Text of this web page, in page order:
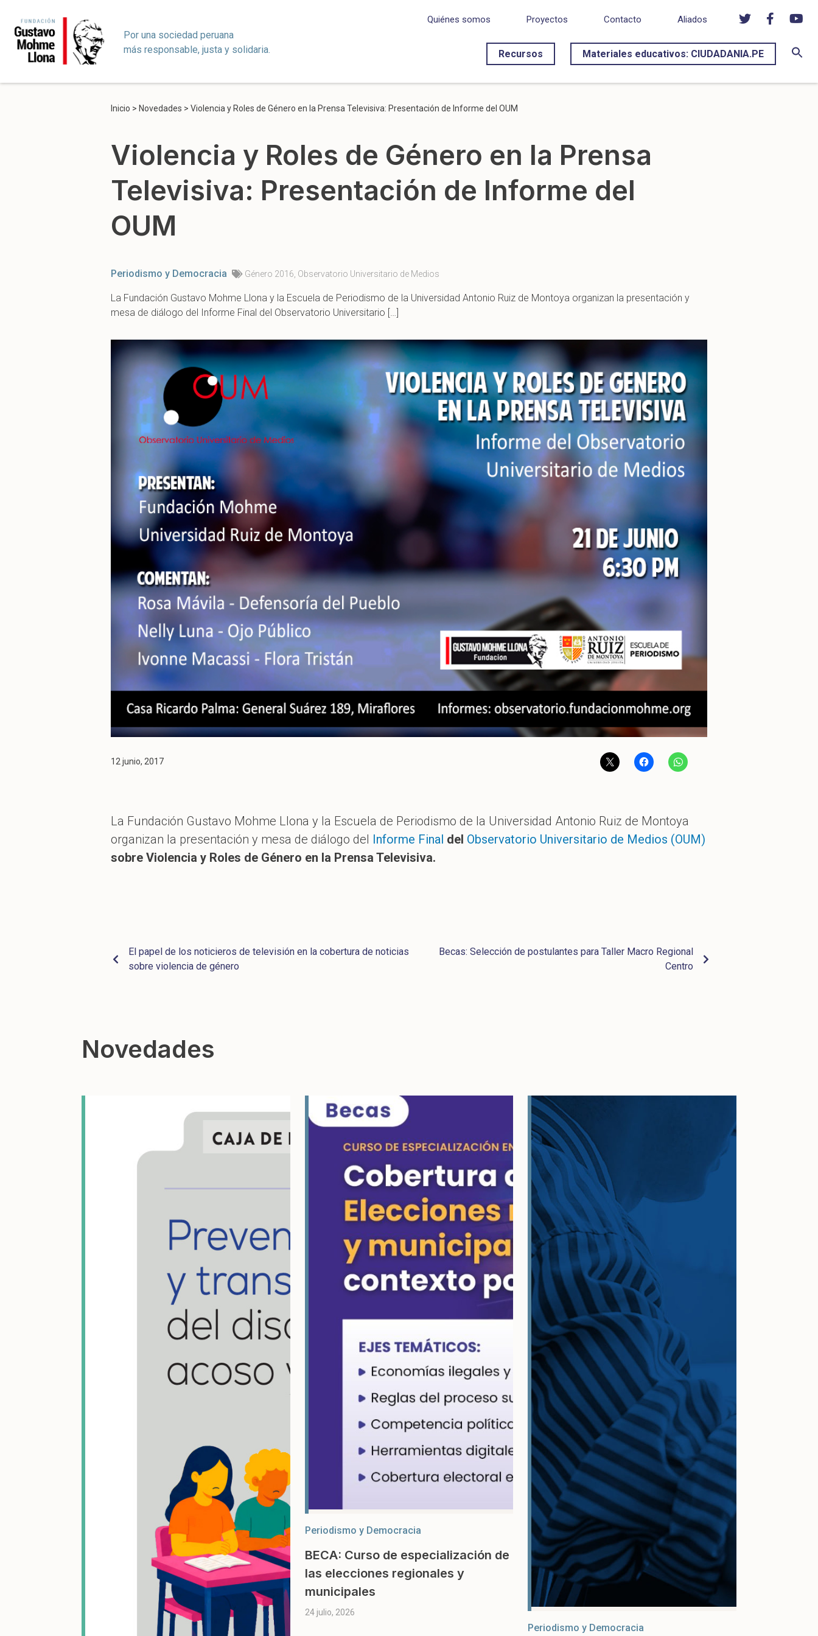
Por una sociedad peruana
más responsable, justa y solidaria.
Quiénes somos Proyectos Contacto Aliados
Recursos Materiales educativos: CIUDADANIA.PE
Inicio > Novedades > Violencia y Roles de Género en la Prensa Televisiva: Presentación de Informe del OUM
Violencia y Roles de Género en la Prensa
Televisiva: Presentación de Informe del
OUM
Periodismo y Democracia Género 2016 Observatorio Universitario de Medios
La Fundación Gustavo Mohme Llona y la Escuela de Periodismo de la Universidad Antonio Ruiz de Montoya organizan la presentación y
mesa de diálogo del Informe Final del Observatorio Universitario […]
12 junio, 2017
La Fundación Gustavo Mohme Llona y la Escuela de Periodismo de la Universidad Antonio Ruiz de Montoya
organizan la presentación y mesa de diálogo del Informe Final del Observatorio Universitario de Medios (OUM)
sobre Violencia y Roles de Género en la Prensa Televisiva.
El papel de los noticieros de televisión en la cobertura de noticias
sobre violencia de género
Becas: Selección de postulantes para Taller Macro Regional
Centro
Novedades
Periodismo y Democracia
BECA: Curso de especialización de
las elecciones regionales y
municipales
24 julio, 2026
Periodismo y Democracia